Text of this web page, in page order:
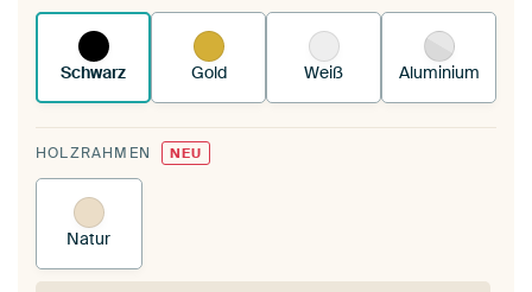
funktioniert es.
Schwarz Gold Weiß Aluminium
HOLZRAHMEN NEU
Natur